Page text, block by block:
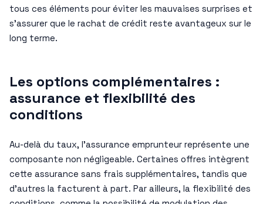
tous ces éléments pour éviter les mauvaises surprises et
s’assurer que le rachat de crédit reste avantageux sur le
long terme.
Les options complémentaires :
assurance et flexibilité des
conditions
Au-delà du taux, l’assurance emprunteur représente une
composante non négligeable. Certaines offres intègrent
cette assurance sans frais supplémentaires, tandis que
d’autres la facturent à part. Par ailleurs, la flexibilité des